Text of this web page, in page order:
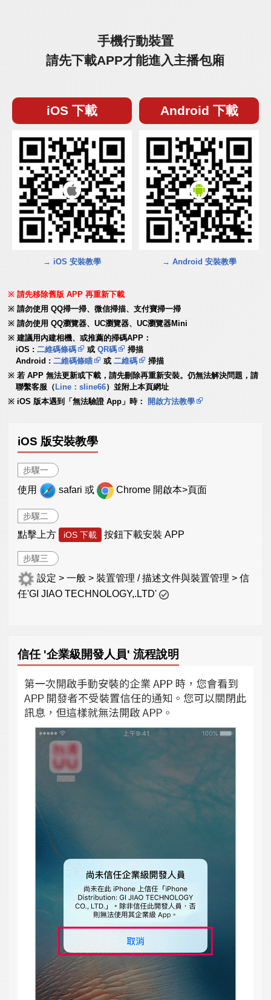
手機行動裝置
請先下載APP才能進入主播包廂
iOS 下載
→ iOS 安裝教學
Android 下載
→ Android 安裝教學
請先移除舊版 APP 再重新下載
請勿使用 QQ掃一掃、微信掃描、支付寶掃一掃
請勿使用 QQ瀏覽器、UC瀏覽器、UC瀏覽器Mini
建議用內建相機、或推薦的掃碼APP：
iOS :二維碼條碼 或QR碼
掃描
Android :二維碼條瞄 或二維碼
掃描
若 APP 無法更新或下載，請先刪除再重新安裝。仍無法解決問題，請
聯繫客服（ Line：sline66）並附上本頁網址
iOS 版本遇到「無法驗證 App」時：
開啟方法教學
iOS 版安裝教學
步驟一
使用 safari 或 Chrome 開啟本>頁面
步驟二
點擊上方 iOS 下載 按鈕下載安裝 APP
步驟三
設定 > 一般 > 裝置管理 / 描述文件與裝置管理 > 信
任'GI JIAO TECHNOLOGY,.LTD'
信任 '企業級開發人員' 流程說明